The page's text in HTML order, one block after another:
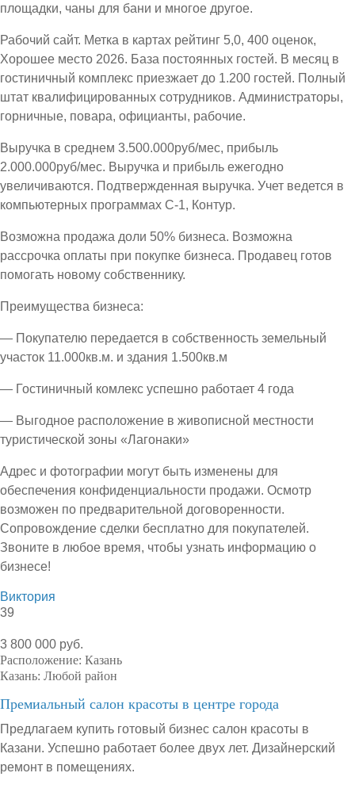
площадки, чаны для бани и многое другое.
Рабочий сайт. Метка в картах рейтинг 5,0, 400 оценок,
Хорошее место 2026. База постоянных гостей. В месяц в
гостиничный комплекс приезжает до 1.200 гостей. Полный
штат квалифицированных сотрудников. Администраторы,
горничные, повара, официанты, рабочие.
Выручка в среднем 3.500.000руб/мес, прибыль
2.000.000руб/мес. Выручка и прибыль ежегодно
увеличиваются. Подтвержденная выручка. Учет ведется в
компьютерных программах С-1, Контур.
Возможна продажа доли 50% бизнеса. Возможна
рассрочка оплаты при покупке бизнеса. Продавец готов
помогать новому собственнику.
Преимущества бизнеса:
— Покупателю передается в собственность земельный
участок 11.000кв.м. и здания 1.500кв.м
— Гостиничный комлекс успешно работает 4 года
— Выгодное расположение в живописной местности
туристической зоны «Лагонаки»
Адрес и фотографии могут быть изменены для
обеспечения конфиденциальности продажи. Осмотр
возможен по предварительной договоренности.
Сопровождение сделки бесплатно для покупателей.
Звоните в любое время, чтобы узнать информацию о
бизнесе!
Виктория
39
3 800 000 руб.
Расположение: Казань
Казань: Любой район
Премиальный салон красоты в центре города
Предлагаем купить готовый бизнес салон красоты в
Казани. Успешно работает более двух лет. Дизайнерский
ремонт в помещениях.